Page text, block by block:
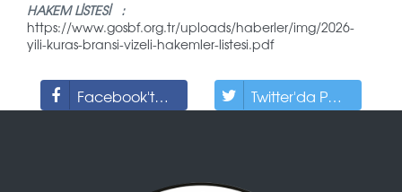
HAKEM LİSTESİ :
https://www.gosbf.org.tr/uploads/haberler/img/2026-
yili-kuras-bransi-vizeli-hakemler-listesi.pdf
Facebook'ta Paylaş Twitter'da Paylaş